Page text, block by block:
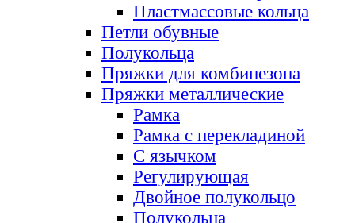
Пластмассовые кольца
Петли обувные
Полукольца
Пряжки для комбинезона
Пряжки металлические
Рамка
Рамка с перекладиной
С язычком
Регулирующая
Двойное полукольцо
Полукольца